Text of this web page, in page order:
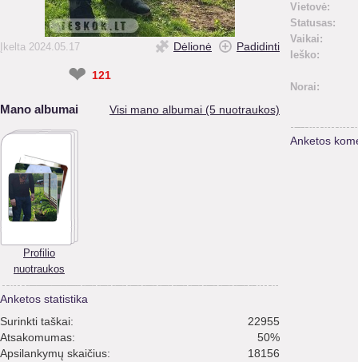
Įkelta 2024.05.17 Dėlionė Padidinti
❤ 121
Mano albumai Visi mano albumai (5 nuotraukos)
Profilio
nuotraukos
Anketos statistika
Surinkti taškai:
22955
Atsakomumas:
50%
Apsilankymų skaičius:
18156
Vietovė:
Statusas:
Vaikai:
Ieško:
Norai:
Anketos